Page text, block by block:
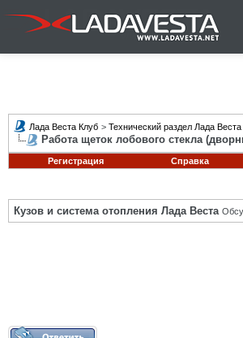
Лада Веста Клуб > Технический раздел Лада Веста
Работа щеток лобового стекла
Регистрация Справка
Кузов и система отопления Лада Веста